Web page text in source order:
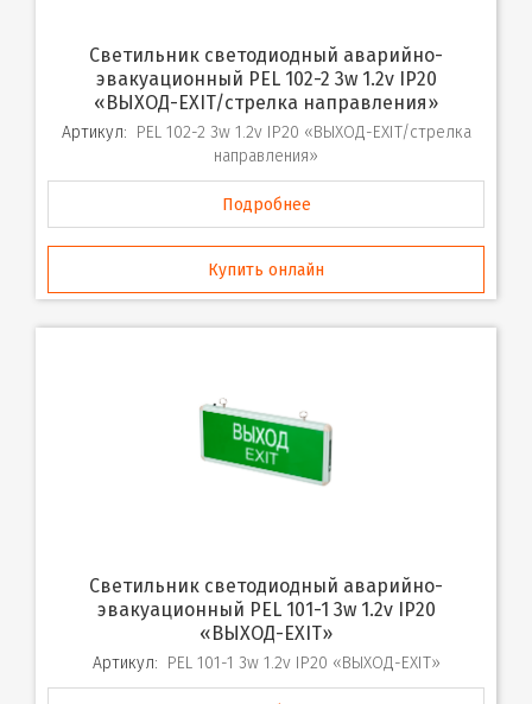
Светильник светодиодный аварийно-
эвакуационный PEL 102-2 3w 1.2v IP20
«ВЫХОД-EXIT/стрелка направления»
Артикул: PEL 102-2 3w 1.2v IP20 «ВЫХОД-EXIT/стрелка
направления»
Подробнее
Купить онлайн
Светильник светодиодный аварийно-
эвакуационный PEL 101-1 3w 1.2v IP20
«ВЫХОД-EXIT»
Артикул: PEL 101-1 3w 1.2v IP20 «ВЫХОД-EXIT»